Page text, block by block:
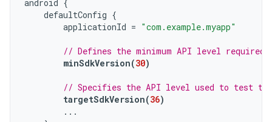
android {
defaultConfig {
applicationId = "com.example.myapp"
// Defines the minimum API level required
minSdkVersion(30)
// Specifies the API level used to test
targetSdkVersion(36)
...